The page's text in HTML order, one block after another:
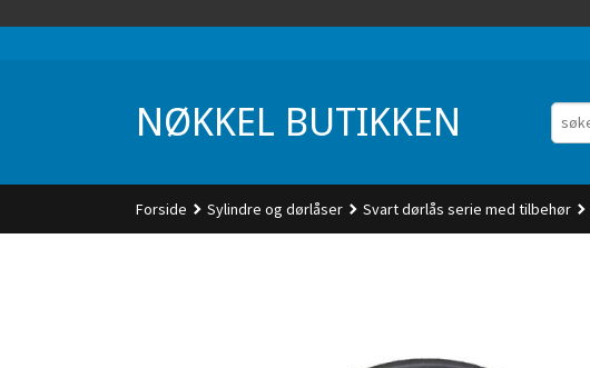
NØKKEL BUTIKKEN
Forside Sylindre og dørlåser Svart dørlås serie med tilbehør